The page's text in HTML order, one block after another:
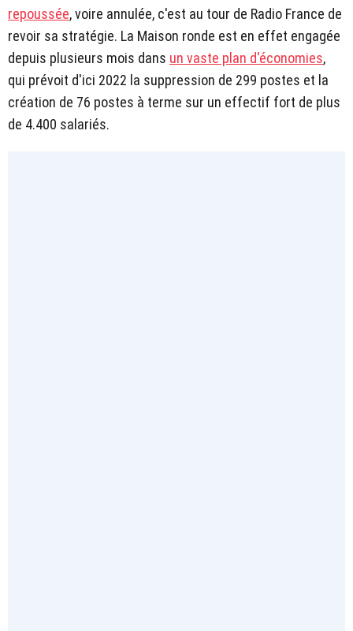
repoussée, voire annulée, c'est au tour de Radio France de
revoir sa stratégie. La Maison ronde est en effet engagée
depuis plusieurs mois dans un vaste plan d'économies,
qui prévoit d'ici 2022 la suppression de 299 postes et la
création de 76 postes à terme sur un effectif fort de plus
de 4.400 salariés.